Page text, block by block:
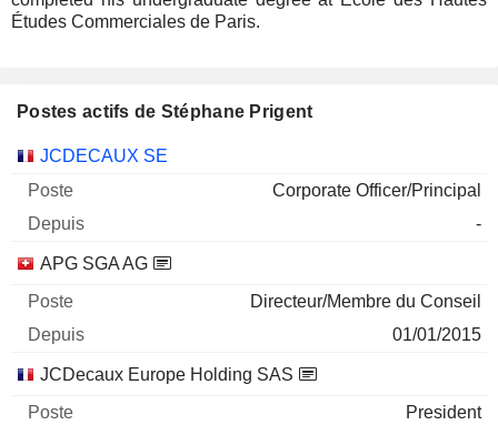
Études Commerciales de Paris.
Postes actifs de Stéphane Prigent
Sociétés Poste Début
JCDECAUX SE
Corporate Officer/Principal
-
APG SGA AG
Directeur/Membre du Conseil
01/01/2015
JCDecaux Europe Holding SAS
President